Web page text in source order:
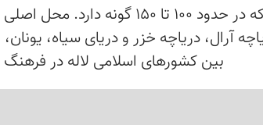
گل لاله سرده‌ای از تیرهٔ
آرال، دریاچه خزر و دریای سیاه،
بین کشورهای اسلامی لاله در فرهنگ